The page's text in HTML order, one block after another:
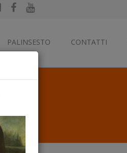
PALINSESTO CONTATTI